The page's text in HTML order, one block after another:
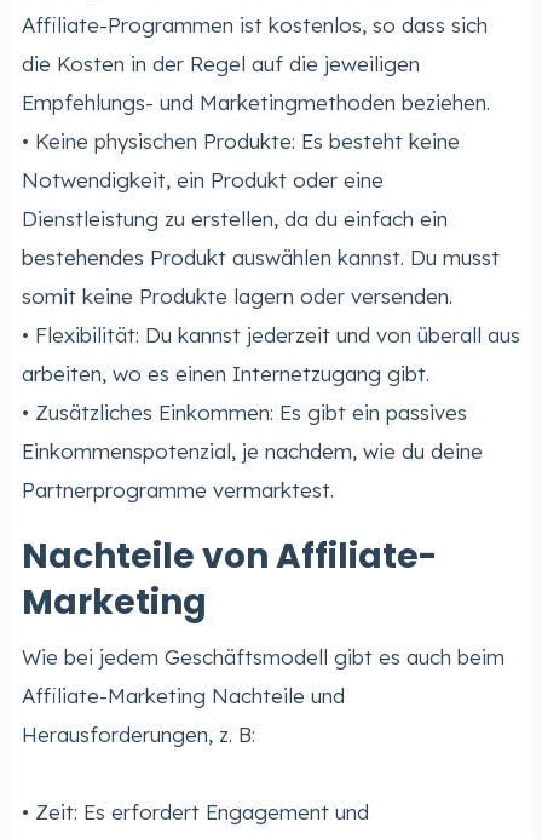
Affiliate-Programmen ist kostenlos, so dass sich
die Kosten in der Regel auf die jeweiligen
Empfehlungs- und Marketingmethoden beziehen.
• Keine physischen Produkte: Es besteht keine
Notwendigkeit, ein Produkt oder eine
Dienstleistung zu erstellen, da du einfach ein
bestehendes Produkt auswählen kannst. Du musst
somit keine Produkte lagern oder versenden.
• Flexibilität: Du kannst jederzeit und von überall aus
arbeiten, wo es einen Internetzugang gibt.
• Zusätzliches Einkommen: Es gibt ein passives
Einkommenspotenzial, je nachdem, wie du deine
Partnerprogramme vermarktest.
Nachteile von Affiliate-
Marketing
Wie bei jedem Geschäftsmodell gibt es auch beim
Affiliate-Marketing Nachteile und
Herausforderungen, z. B:
• Zeit: Es erfordert Engagement und